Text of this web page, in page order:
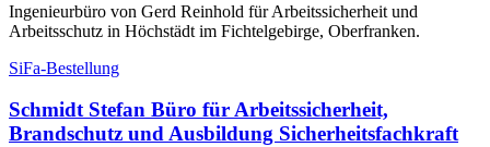
Ingenieurbüro von Gerd Reinhold für Arbeitssicherheit und
Arbeitsschutz in Höchstädt im Fichtelgebirge, Oberfranken.
SiFa-Bestellung
Schmidt Stefan Büro für Arbeitssicherheit,
Brandschutz und Ausbildung Sicherheitsfachkraft